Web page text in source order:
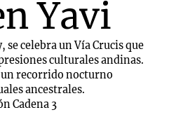
Yavi
se celebra un Vía Crucis que
culturales andinas.
recorrido nocturno
ancestrales.
Cadena 3